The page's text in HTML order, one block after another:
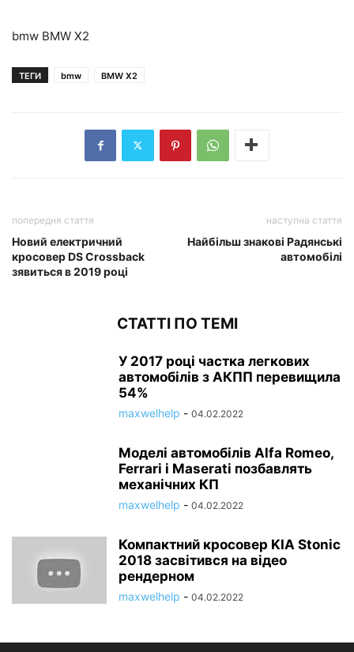
bmw BMW X2
ТЕГИ bmw BMW X2
попередня стаття
Новий електричний
кросовер DS Crossback
зявиться в 2019 році
наступна стаття
Найбільш знакові Радянські
автомобілі
СТАТТІ ПО ТЕМІ
У 2017 році частка легкових
автомобілів з АКПП перевищила
54%
maxwelhelp - 04.02.2022
Моделі автомобілів Alfa Romeo,
Ferrari і Maserati позбавлять
механічних КП
maxwelhelp - 04.02.2022
Компактний кросовер KIA Stonic
2018 засвітився на відео
рендерном
maxwelhelp - 04.02.2022